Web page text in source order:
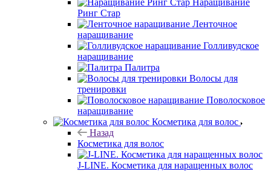
Наращивание
Ринг Стар
Ленточное
наращивание
Голливудское
наращивание
Палитра
Волосы для
тренировки
Поволосковое
наращивание
Косметика для волос
Назад
Косметика для волос
J-LINE. Косметика для наращенных волос